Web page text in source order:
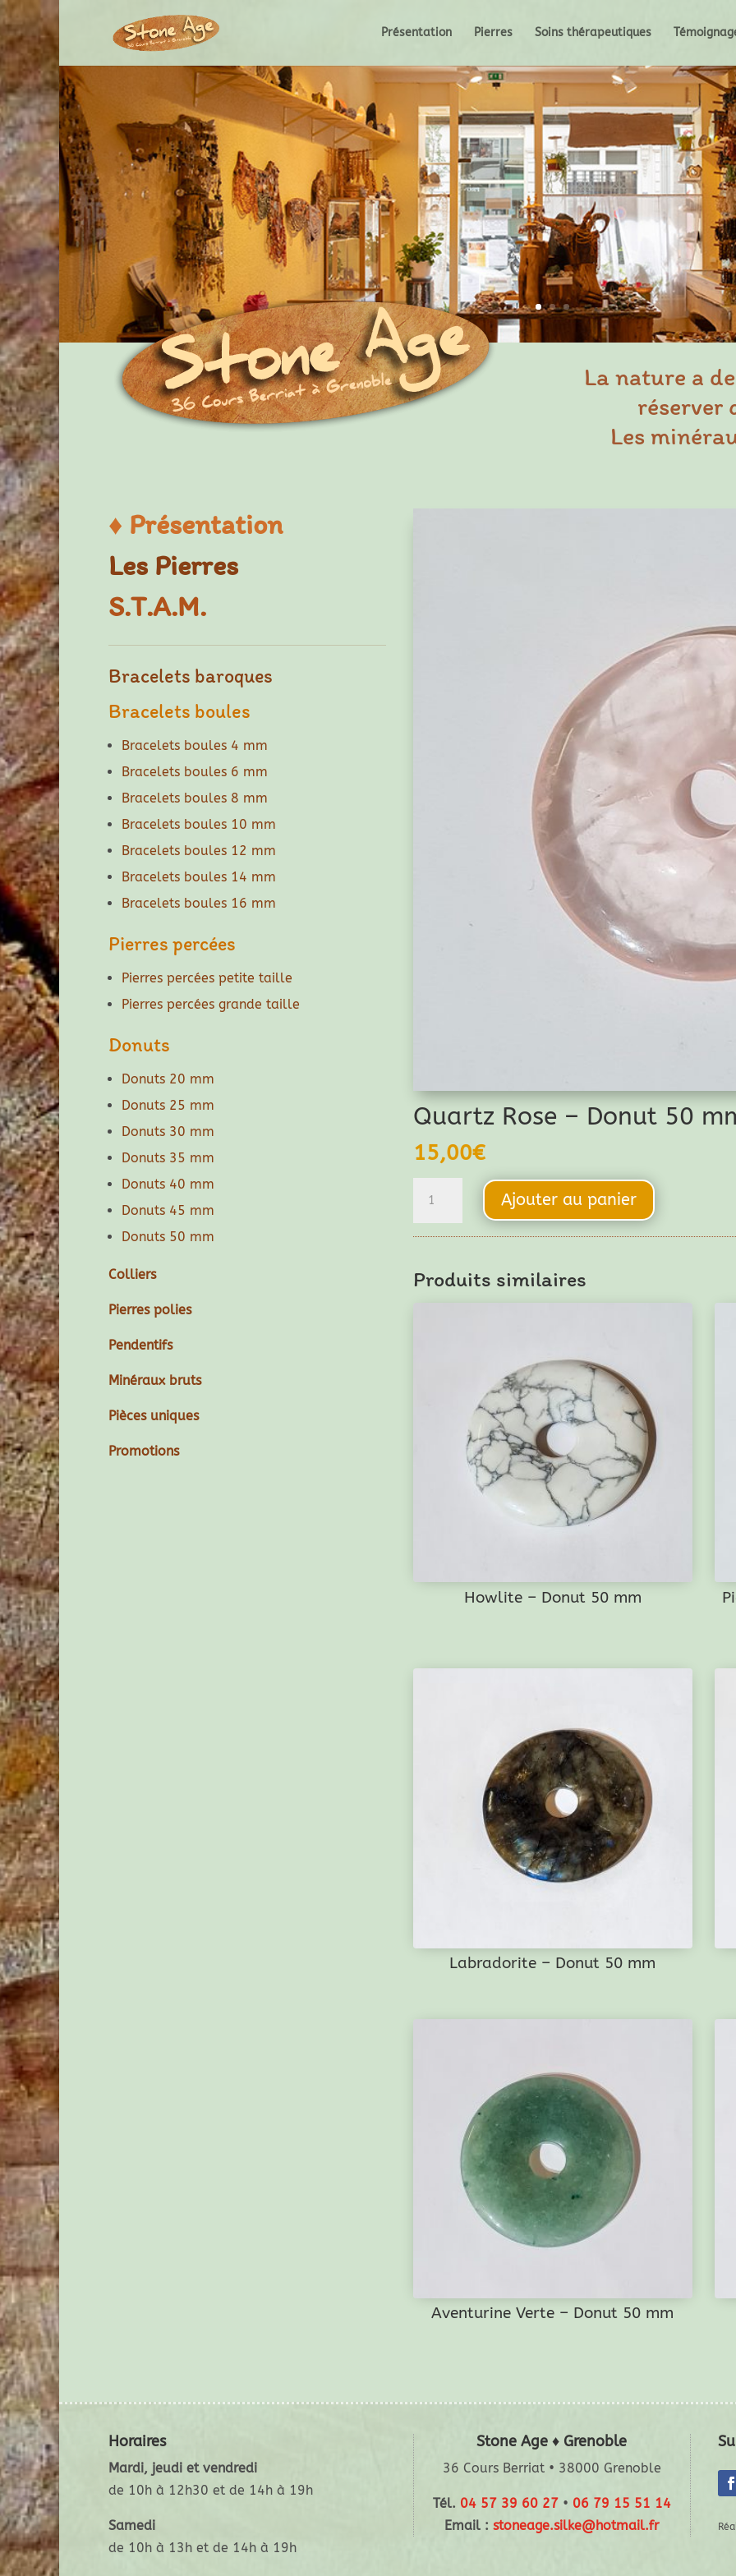
Présentation Pierres Soins thérapeutiques
La nature a
réserver
Les
♦ Présentation
Les Pierres
S.T.A.M.
Bracelets baroques
Bracelets boules
Bracelets boules 4 mm
Bracelets boules 6 mm
Bracelets boules 8 mm
Bracelets boules 10 mm
Bracelets boules 12 mm
Bracelets boules 14 mm
Bracelets boules 16 mm
Pierres percées
Pierres percées petite taille
Pierres percées grande taille
Donuts
Donuts 20 mm
Donuts 25 mm
Donuts 30 mm
Donuts 35 mm
Donuts 40 mm
Donuts 45 mm
Donuts 50 mm
Colliers
Pierres polies
Pendentifs
Minéraux bruts
Pièces uniques
Promotions
Quartz Rose – Donut 50
15,00€
-
Ajouter au panier
Produits similaires
Howlite – Donut 50 mm
Labradorite – Donut 50 mm
Aventurine Verte – Donut 50 mm
Horaires
Mardi, jeudi et vendredi
de 10h à 12h30 et de 14h à 19h
Samedi
de 10h à 13h et de 14h à 19h
Stone Age ♦ Grenoble
36 Cours Berriat • 38000 Grenoble
Tél. 04 57 39 60 27• 06 79 15 51 14
Email : stoneage.silke@hotmail.fr